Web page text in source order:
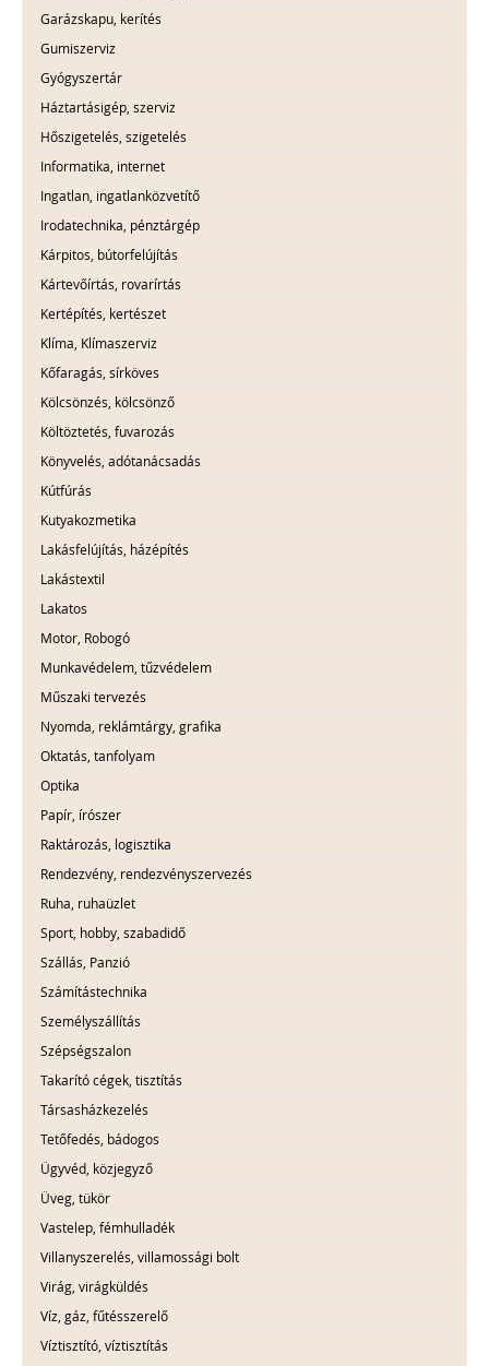
Garázskapu, kerítés
Gumiszerviz
Gyógyszertár
Háztartásigép, szerviz
Hőszigetelés, szigetelés
Informatika, internet
Ingatlan, ingatlanközvetítő
Irodatechnika, pénztárgép
Kárpitos, bútorfelújítás
Kártevőírtás, rovarírtás
Kertépítés, kertészet
Klíma, Klímaszerviz
Kőfaragás, sírköves
Kölcsönzés, kölcsönző
Költöztetés, fuvarozás
Könyvelés, adótanácsadás
Kútfúrás
Kutyakozmetika
Lakásfelújítás, házépítés
Lakástextil
Lakatos
Motor, Robogó
Munkavédelem, tűzvédelem
Műszaki tervezés
Nyomda, reklámtárgy, grafika
Oktatás, tanfolyam
Optika
Papír, írószer
Raktározás, logisztika
Rendezvény, rendezvényszervezés
Ruha, ruhaüzlet
Sport, hobby, szabadidő
Szállás, Panzió
Számítástechnika
Személyszállítás
Szépségszalon
Takarító cégek, tisztítás
Társasházkezelés
Tetőfedés, bádogos
Ügyvéd, közjegyző
Üveg, tükör
Vastelep, fémhulladék
Villanyszerelés, villamossági bolt
Virág, virágküldés
Víz, gáz, fűtésszerelő
Víztisztító, víztisztítás